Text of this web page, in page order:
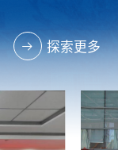
探索更多